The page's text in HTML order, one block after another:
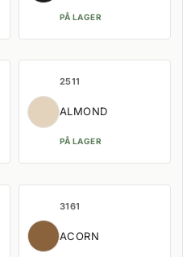
PÅ LAGER
2511
ALMOND
PÅ LAGER
3161
ACORN